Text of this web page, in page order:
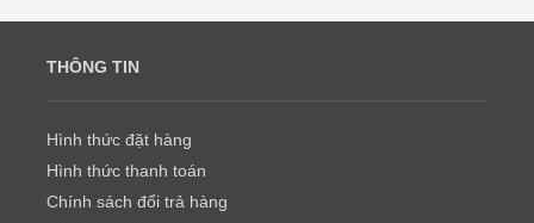
THÔNG TIN
Hình thức đặt hàng
Hình thức thanh toán
Chính sách đổi trả hàng